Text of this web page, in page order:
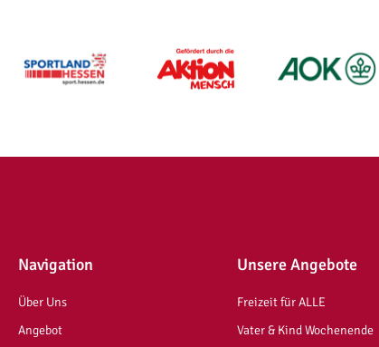
Navigation
Über Uns
Angebot
Unsere Angebote
Freizeit für ALLE
Vater & Kind Wochenende